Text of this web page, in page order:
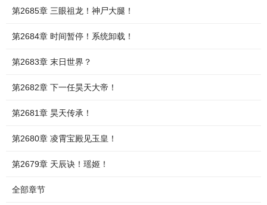
第2685章 三眼祖龙！神尸大腿！
第2684章 时间暂停！系统卸载！
第2683章 末日世界？
第2682章 下一任昊天大帝！
第2681章 昊天传承！
第2680章 凌霄宝殿见玉皇！
第2679章 天辰诀！瑶姬！
全部章节